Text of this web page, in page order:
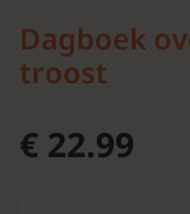
Dagboek
troost
€ 22.99